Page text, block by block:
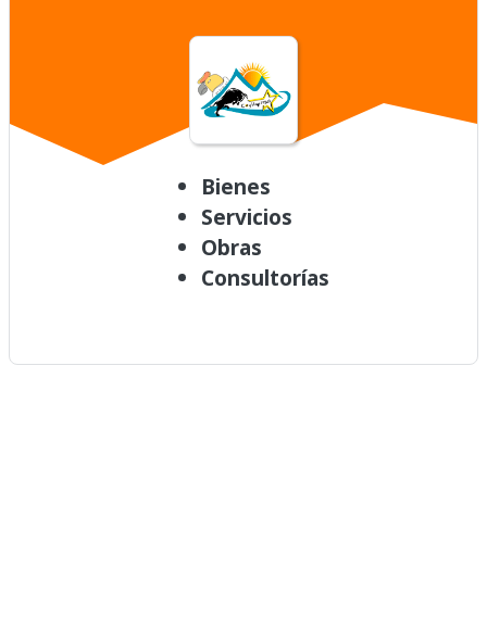
Bienes
Servicios
Obras
Consultorías